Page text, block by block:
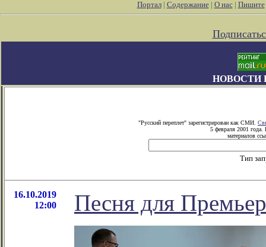
Портал| Содержание| О нас| Пишите
НОВОСТИ
"Русский переплет" зарегистрирован как СМИ.
5 февраля 2001 года.
материалов
Тип
16.10.2019
12:00
Песня для